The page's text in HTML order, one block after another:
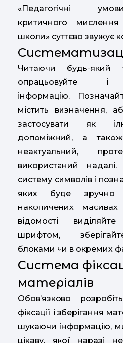
«Педагогічні
критичного мислення
школи» суттєво звужує
Читаючи будь-який
опрацьовуйте і
інформацію.
містить визначення,
застосувати як
допоміжний, а
неактуальний,
використаний надалі.
систему символів і
яких буде зручно
накопичених масивах
відомості
шрифтом,
блоками чи в окремих
Система
матеріалів
Обов’язково
фіксації і зберігання
шукаючи інформацію,
цікаву, якої наразі